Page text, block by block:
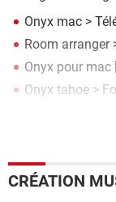
Onyx mac >
Room arranger
Onyx pour mac
Onyx tahoe >
Onyx ou
CRÉATION